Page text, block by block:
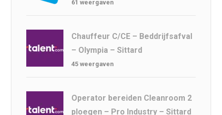
61 weergaven
Chauffeur C/CE – Beddrijfsafval
– Olympia – Sittard
45 weergaven
Operator bereiden Cleanroom 2
ploegen – Pro Industry – Sittard